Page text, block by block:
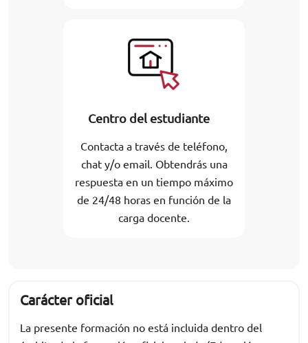
Centro del estudiante
Contacta a través de teléfono,
chat y/o email. Obtendrás una
respuesta en un tiempo máximo
de 24/48 horas en función de la
carga docente.
Carácter oficial
La presente formación no está incluida dentro del